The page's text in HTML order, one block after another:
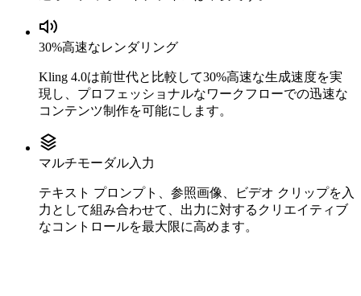
30%高速なレンダリング
Kling 4.0は前世代と比較して30%高速な生成速度を実
現し、プロフェッショナルなワークフローでの迅速な
コンテンツ制作を可能にします。
マルチモーダル入力
テキスト プロンプト、参照画像、ビデオ クリップを入
力として組み合わせて、出力に対するクリエイティブ
なコントロールを最大限に高めます。